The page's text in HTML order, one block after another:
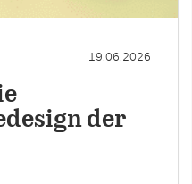
19.06.2026
der